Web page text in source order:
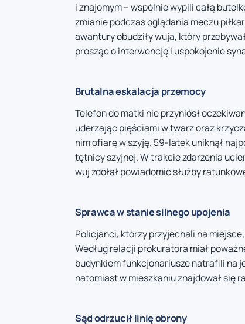
i znajomym – wspólnie wypili całą
zmianie podczas oglądania meczu
awantury obudziły wuja, który
prosząc o interwencję i uspokojenie
Brutalna eskalacja przemocy
Telefon do matki nie przyniósł
uderzając pięściami w twarz oraz
nim ofiarę w szyję. 59-latek uniknął
tętnicy szyjnej. W trakcie zdarzenia
wuj zdołał powiadomić służby
Sprawca w stanie silnego upojenia
Policjanci, którzy przyjechali na
Według relacji prokuratora miał
budynkiem funkcjonariusze natrafili na
natomiast w mieszkaniu znajdował się
Sąd odrzucił linię obrony